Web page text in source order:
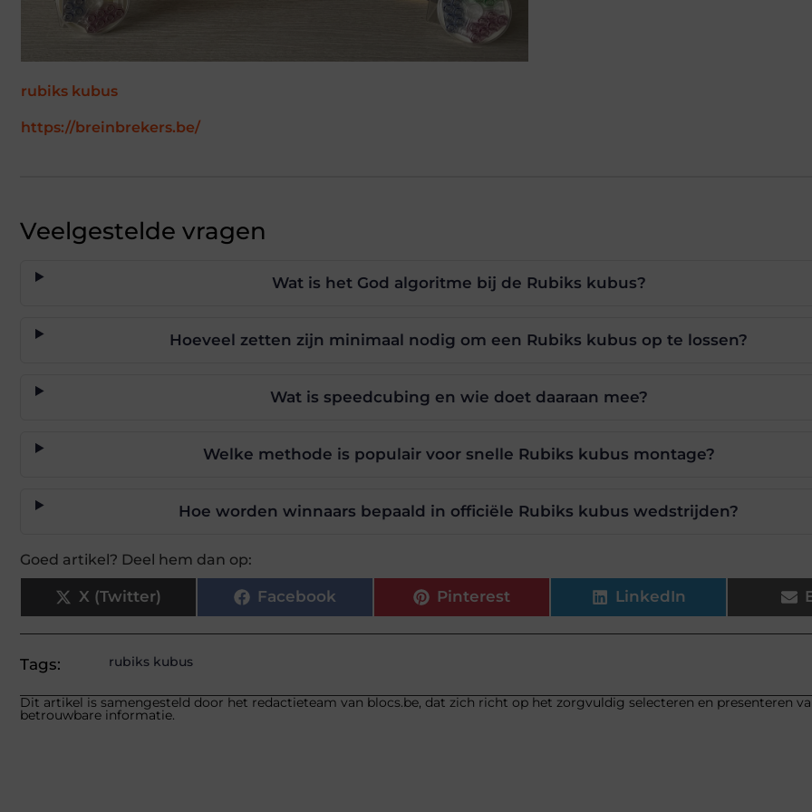
rubiks kubus
https://breinbrekers.be/
Veelgestelde vragen
Wat is het God algoritme bij de Rubiks kubus?
Hoeveel zetten zijn minimaal nodig om een Rubiks kubus op te lossen?
Wat is speedcubing en wie doet daaraan mee?
Welke methode is populair voor snelle Rubiks kubus montage?
Hoe worden winnaars bepaald in officiële Rubiks kubus wedstrijden?
Goed artikel? Deel hem dan op:
X (Twitter) Facebook Pinterest LinkedIn
Tags: rubiks kubus
Dit artikel is samengesteld door het redactieteam van blocs.be, dat zich richt op het zorgvuldig selecteren en presenteren
betrouwbare informatie.